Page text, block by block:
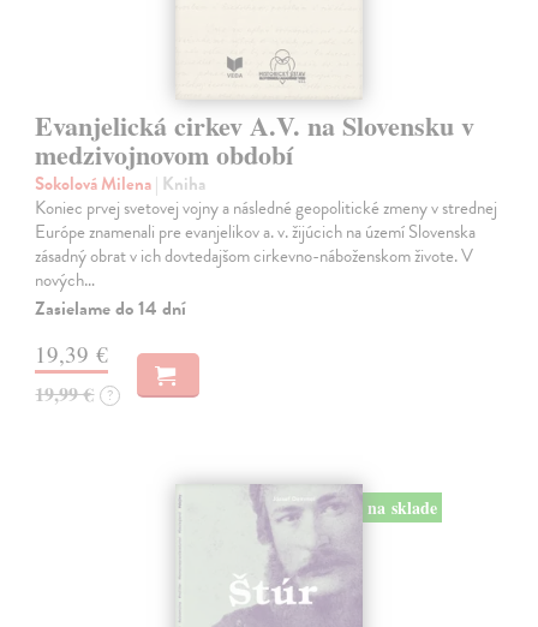
Evanjelická cirkev A.V. na Slovensku v
medzivojnovom období
Sokolová Milena| Kniha
Koniec prvej svetovej vojny a následné geopolitické zmeny v strednej
Európe znamenali pre evanjelikov a. v. žijúcich na území Slovenska
zásadný obrat v ich dovtedajšom cirkevno-náboženskom živote. V
nových…
Zasielame do 14 dní
19,39 €
19,99 € ?
na sklade